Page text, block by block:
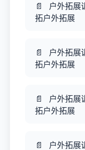
户外拓展
拓户外拓展
户外拓展
拓户外拓展
户外拓展
拓户外拓展
户外拓展